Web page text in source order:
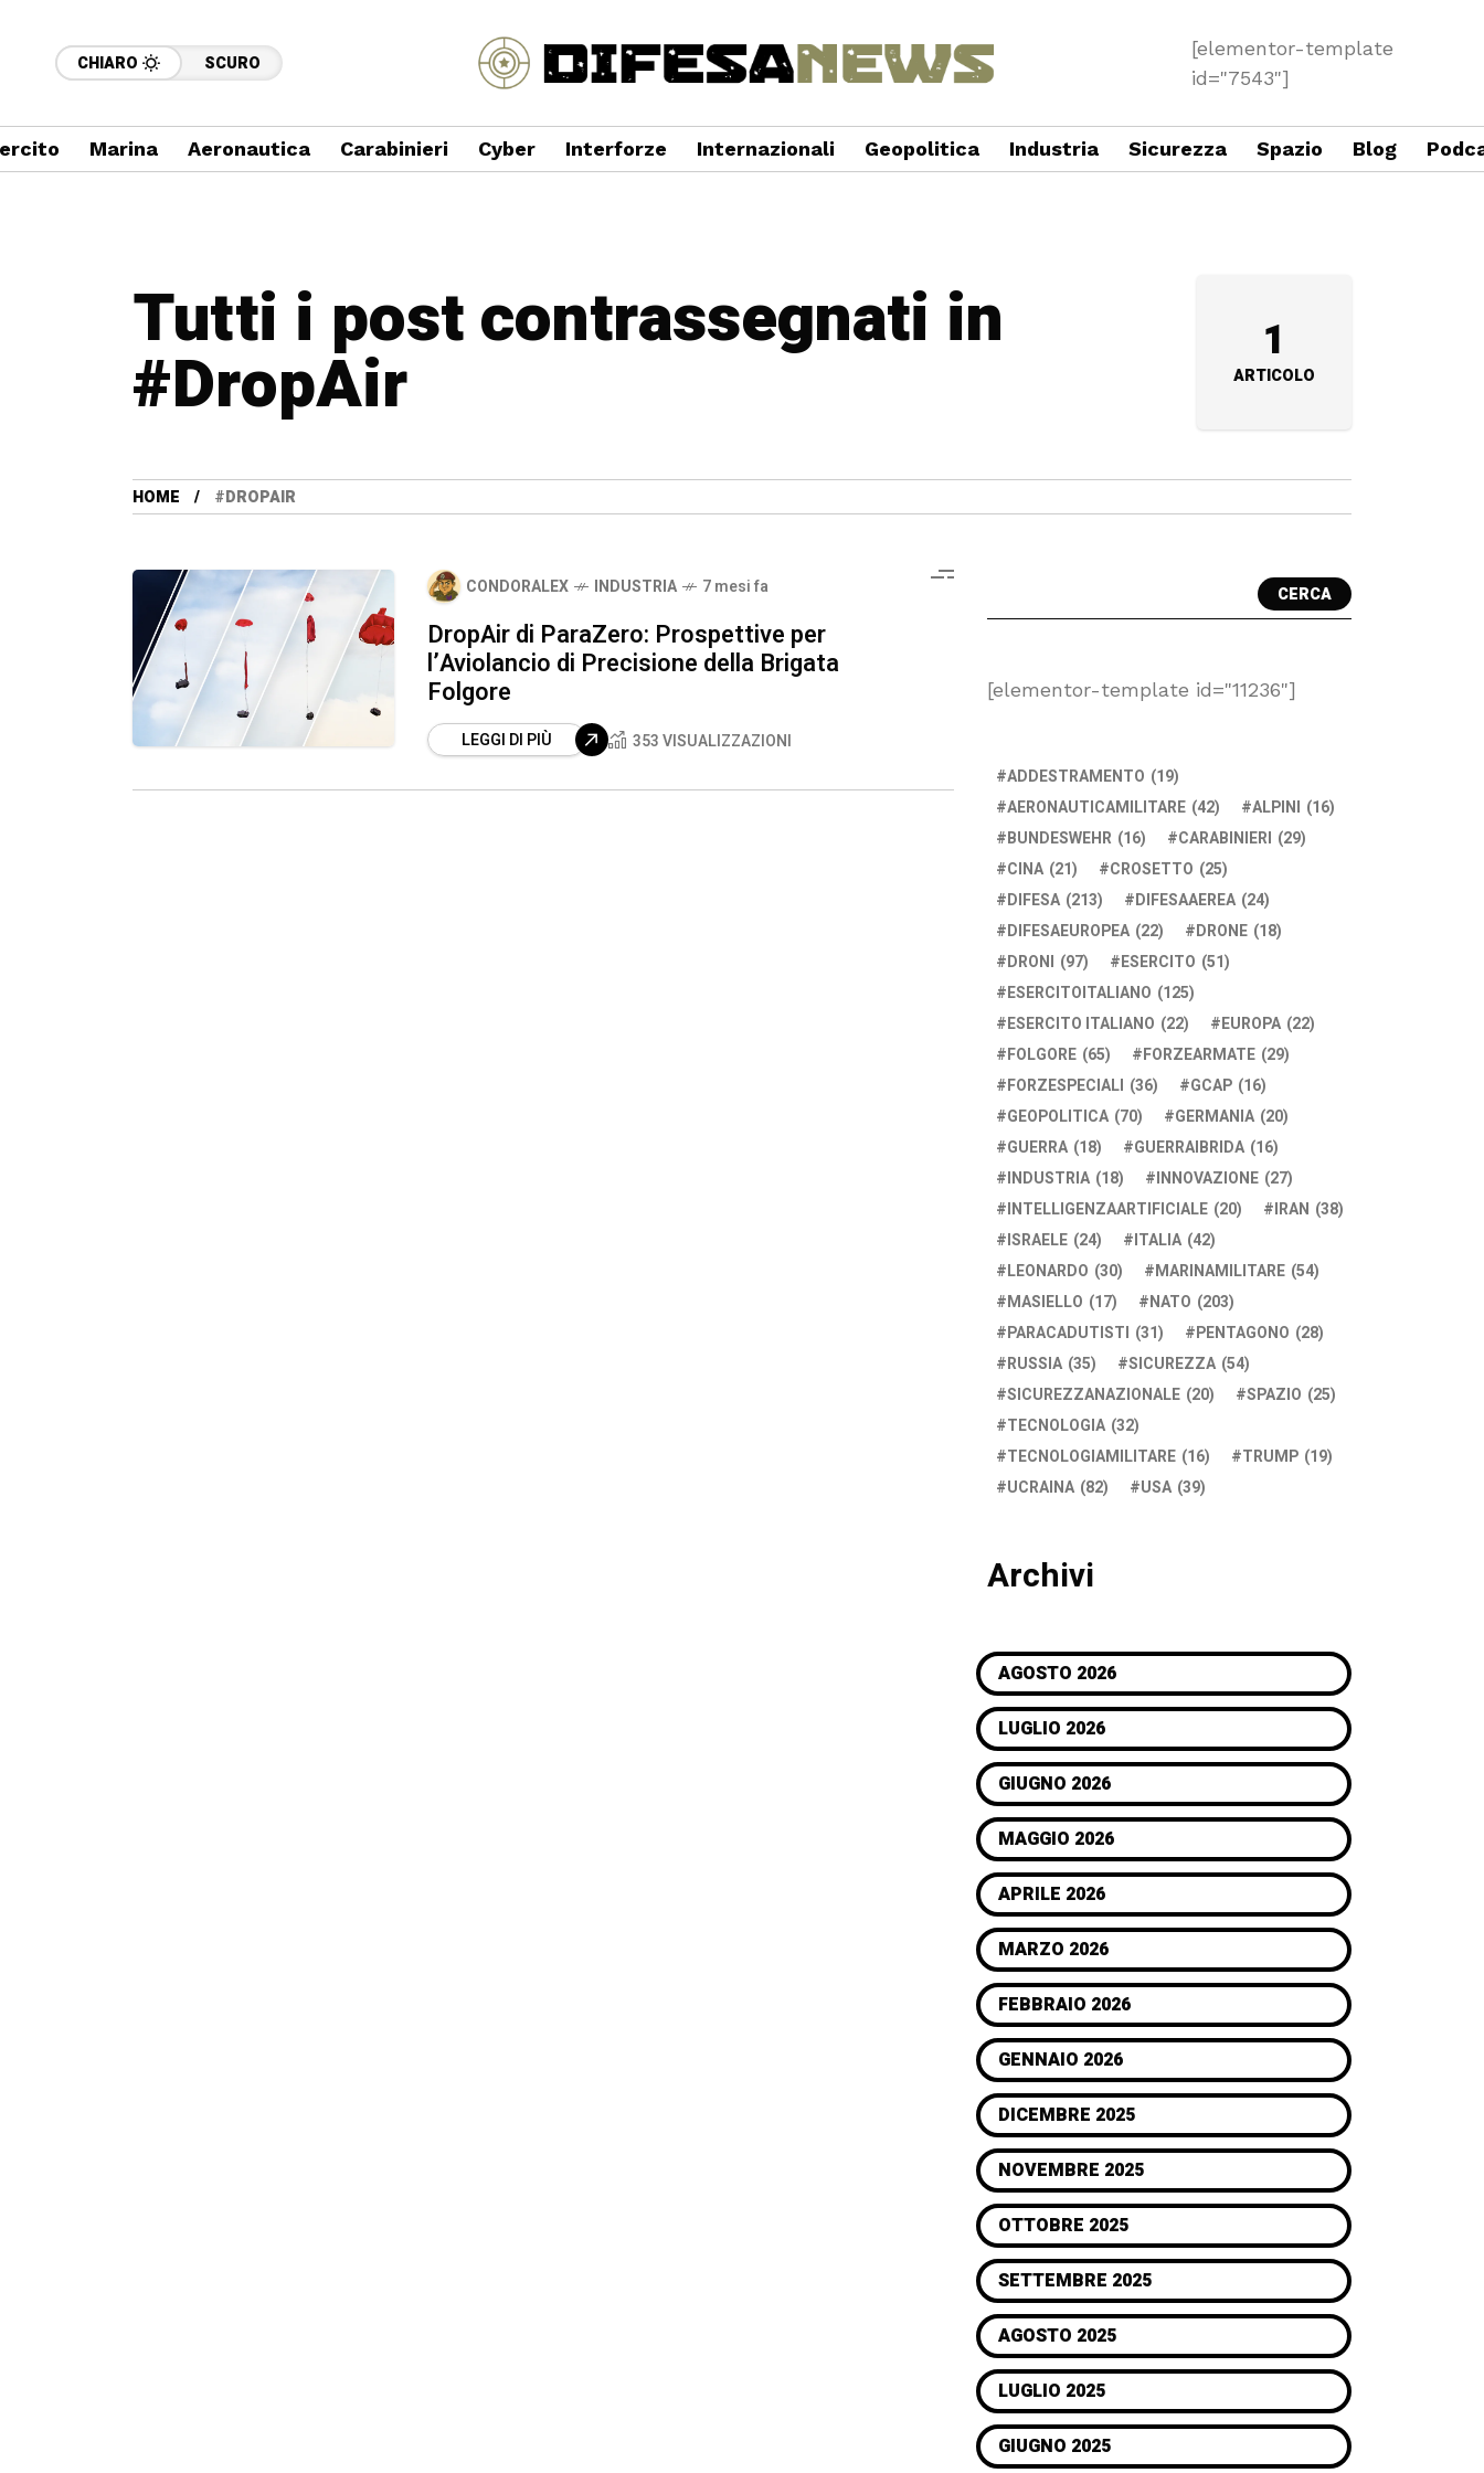
CHIARO SCURO
[elementor-template
id="7543"]
Marina Aeronautica Carabinieri Cyber Interforze Internazionali Geopolitica Industria Sicurezza Spazio Blog
Tutti i post contrassegnati in
#DropAir 1
ARTICOLO
HOME #DROPAIR
CONDORALEX INDUSTRIA 7 mesi fa
DropAir di ParaZero: Prospettive per
l’Aviolancio di Precisione della Brigata
Folgore
LEGGI DI PIÙ 353 VISUALIZZAZIONI
CERCA
[elementor-template id="11236"]
ADDESTRAMENTO (19)
AERONAUTICAMILITARE (42) ALPINI (16)
BUNDESWEHR (16) CARABINIERI (29)
CINA (21) CROSETTO (25)
DIFESA (213) DIFESAAEREA (24)
DIFESAEUROPEA (22) DRONE (18)
DRONI (97) ESERCITO (51)
ESERCITOITALIANO (125)
ESERCITO ITALIANO (22) EUROPA (22)
FOLGORE (65) FORZEARMATE (29)
FORZESPECIALI (36) GCAP (16)
GEOPOLITICA (70) GERMANIA (20)
GUERRA (18) GUERRAIBRIDA (16)
INDUSTRIA (18) INNOVAZIONE (27)
INTELLIGENZAARTIFICIALE (20) IRAN (38)
ISRAELE (24) ITALIA (42)
LEONARDO (30) MARINAMILITARE (54)
MASIELLO (17) NATO (203)
PARACADUTISTI (31) PENTAGONO (28)
RUSSIA (35) SICUREZZA (54)
SICUREZZANAZIONALE (20) SPAZIO (25)
TECNOLOGIA (32)
TECNOLOGIAMILITARE (16) TRUMP (19)
UCRAINA (82) USA (39)
Archivi
AGOSTO 2026
LUGLIO 2026
GIUGNO 2026
MAGGIO 2026
APRILE 2026
MARZO 2026
FEBBRAIO 2026
GENNAIO 2026
DICEMBRE 2025
NOVEMBRE 2025
OTTOBRE 2025
SETTEMBRE 2025
AGOSTO 2025
LUGLIO 2025
GIUGNO 2025